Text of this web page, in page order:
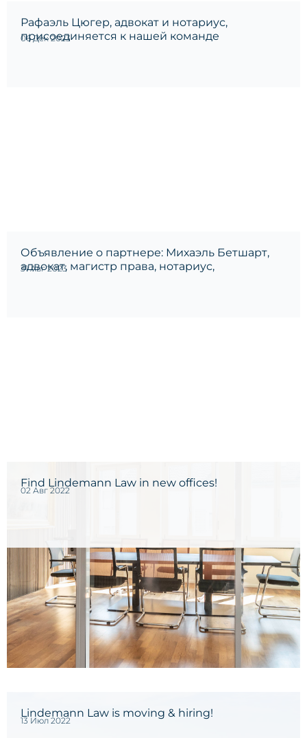
Рафаэль Цюгер, адвокат и нотариус,
присоединяется к нашей команде
06 Дек 2023
Объявление о партнере: Михаэль Бетшарт,
адвокат, магистр права, нотариус,
31 Авг 2023
Find Lindemann Law in new offices!
02 Авг 2022
Lindemann Law is moving & hiring!
13 Июл 2022